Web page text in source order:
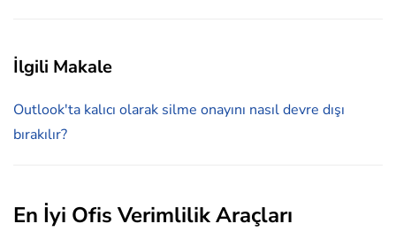
İlgili Makale
Outlook'ta kalıcı olarak silme onayını nasıl devre dışı
bırakılır?
En İyi Ofis Verimlilik Araçları